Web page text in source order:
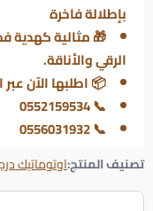
بإطلالة فاخرة
🎁 مثالية كهدية
الرقي والأناقة.
📦 اطلبها الآن
📞 0552159534
📞 0556031932
تصنيف المنتج:اوتوماتيك